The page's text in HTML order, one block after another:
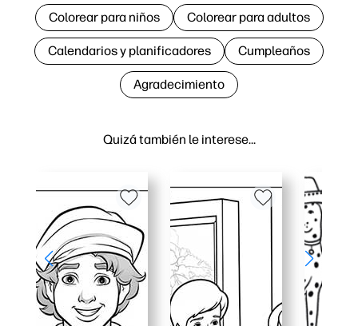
Quizá también le interese…
Colorear para niños Colorear para adultos
Calendarios y planificadores Cumpleaños
Agradecimiento